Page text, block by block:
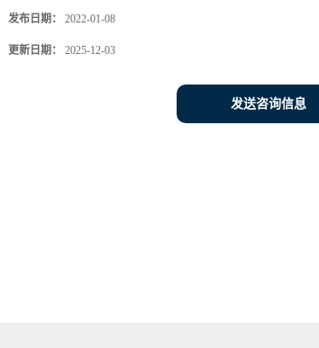
发布日期： 2022-01-08
更新日期： 2025-12-03
发送咨询信息